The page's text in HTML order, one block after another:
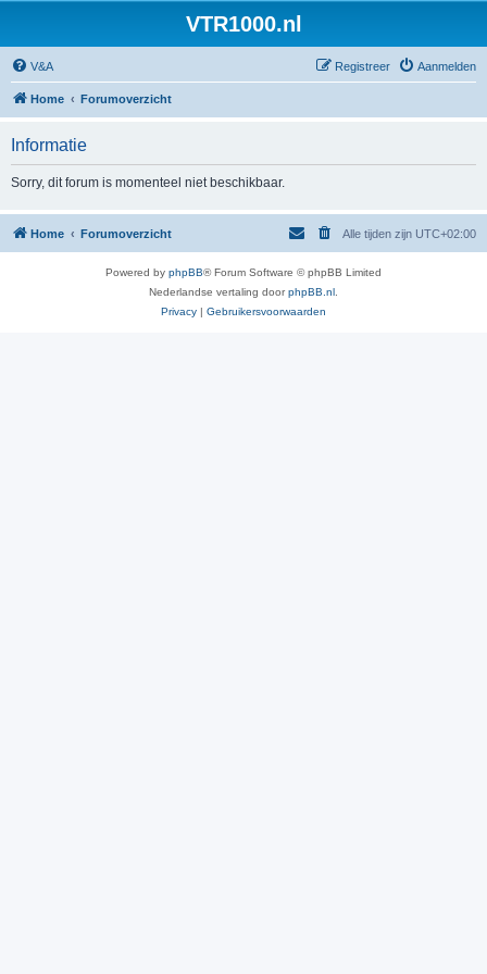
VTR1000.nl
V&A Aanmelden
Registreer
Home Forumoverzicht
Informatie
Sorry, dit forum is momenteel niet beschikbaar.
Home Forumoverzicht Alle tijden zijn UTC+02:00
Powered by phpBB® Forum Software © phpBB Limited
Nederlandse vertaling doorphpBB.nl
Privacy | Gebruikersvoorwaarden